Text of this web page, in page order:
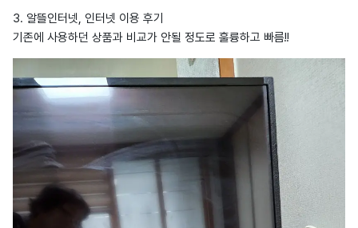
3. 알뜰인터넷, 인터넷 이용 후기
기존에 사용하던 상품과 비교가 안될 정도로 훌륭하고 빠름!!